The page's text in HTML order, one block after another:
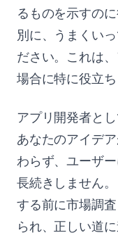
るものを示すの
別に、うまくい
ださい。これは
場合に特に役立ち
アプリ開発者と
あなたのアイデ
わらず、ユーザ
長続きしません
する前に市場調
られ、正しい道